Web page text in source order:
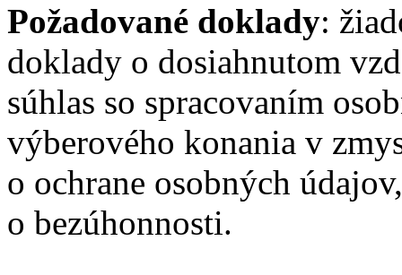
Požadované doklady:
doklady o dosiahnutom
súhlas so spracovaním
výberového konania v
o ochrane osobných
o bezúhonnosti.